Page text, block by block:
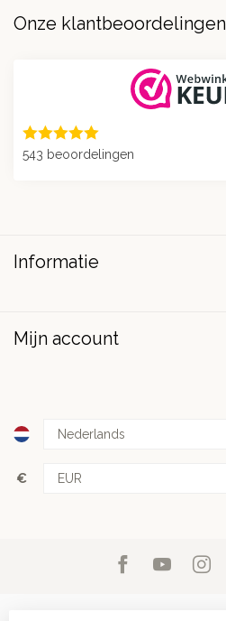
Onze klantbeoordelingen
543 beoordelingen
Informatie
Mijn account
€